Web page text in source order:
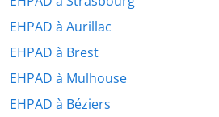
EHPAD à Aurillac
EHPAD à Brest
EHPAD à Mulhouse
EHPAD à Béziers